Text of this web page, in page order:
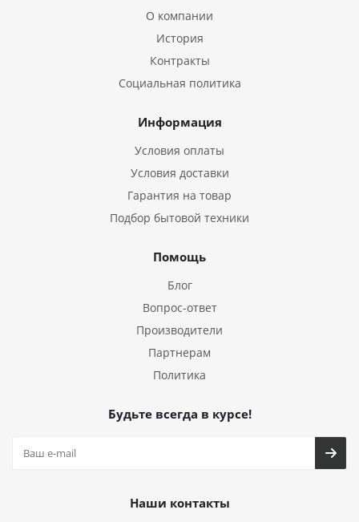
О компании
История
Контракты
Социальная политика
Информация
Условия оплаты
Условия доставки
Гарантия на товар
Подбор бытовой техники
Помощь
Блог
Вопрос-ответ
Производители
Партнерам
Политика
Будьте всегда в курсе!
Наши контакты